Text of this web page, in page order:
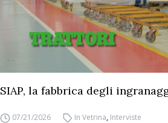
SIAP, la fabbrica degli
07/21/2026 In Vetrina, Interviste